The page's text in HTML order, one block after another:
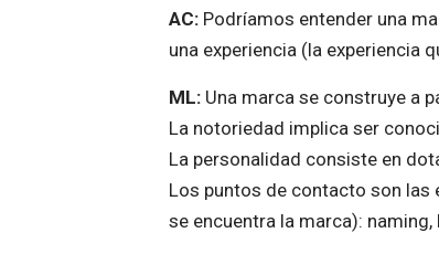
AC:Podríamos entender una
una experiencia (la experiencia
ML: Una marca se construye a
La notoriedad implica ser
La personalidad consiste en
Los puntos de contacto son las
se encuentra la marca):